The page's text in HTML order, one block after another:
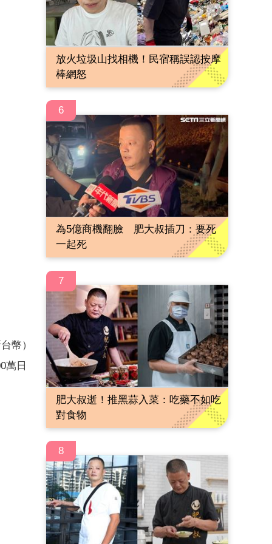
幣）
萬日
放火垃圾山找相機！民宿稱誤認按摩
棒網怒
6
為5億商機翻臉 肥大叔插刀：要死
一起死
7
肥大叔逝！推黑蒜入菜：吃藥不如吃
對食物
8